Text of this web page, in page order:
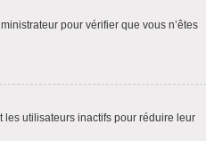
pour vérifier que vous n’êtes
les utilisateurs inactifs pour réduire leur